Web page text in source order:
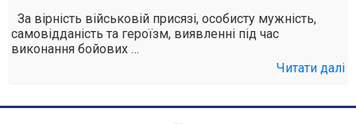
За вірність військовій присязі, особисту мужність,
самовідданість та героїзм, виявленні під час
виконання бойових …
Читати далі